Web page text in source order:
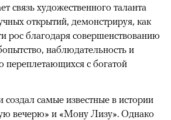
связь художественного таланта
открытий, демонстрируя, как
рос благодаря совершенствованию
наблюдательность и
переплетающихся с богатой
самые известные в истории
вечерю» и «Мону Лизу». Однако